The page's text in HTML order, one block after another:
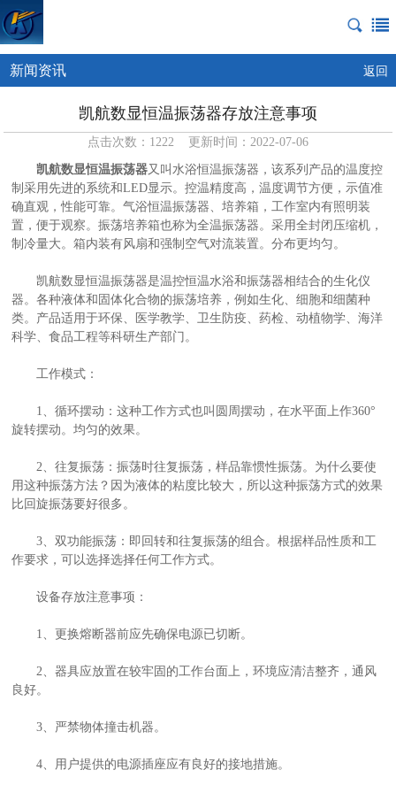
新闻资讯 返回
凯航数显恒温振荡器存放注意事项
点击次数：1222 更新时间：2022-07-06
凯航数显恒温振荡器又叫水浴恒温振荡器，该系列产品的温度控
制采用先进的系统和LED显示。控温精度高，温度调节方便，示值准
确直观，性能可靠。气浴恒温振荡器、培养箱，工作室内有照明装
置，便于观察。振荡培养箱也称为全温振荡器。采用全封闭压缩机，
制冷量大。箱内装有风扇和强制空气对流装置。分布更均匀。
凯航数显恒温振荡器是温控恒温水浴和振荡器相结合的生化仪
器。各种液体和固体化合物的振荡培养，例如生化、细胞和细菌种
类。产品适用于环保、医学教学、卫生防疫、药检、动植物学、海洋
科学、食品工程等科研生产部门。
工作模式：
1、循环摆动：这种工作方式也叫圆周摆动，在水平面上作360°
旋转摆动。均匀的效果。
2、往复振荡：振荡时往复振荡，样品靠惯性振荡。为什么要使
用这种振荡方法？因为液体的粘度比较大，所以这种振荡方式的效果
比回旋振荡要好很多。
3、双功能振荡：即回转和往复振荡的组合。根据样品性质和工
作要求，可以选择选择任何工作方式。
设备存放注意事项：
1、更换熔断器前应先确保电源已切断。
2、器具应放置在较牢固的工作台面上，环境应清洁整齐，通风
良好。
3、严禁物体撞击机器。
4、用户提供的电源插座应有良好的接地措施。